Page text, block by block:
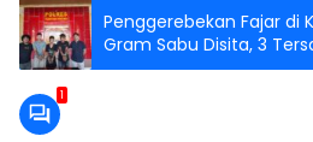
Penggerebekan Fajar di
Gram Sabu Disita, 3
Termasuk Mahasiswa
1